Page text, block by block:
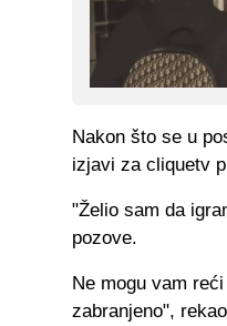
Nakon što se u
izjavi za cliquetv
"Želio sam da
pozove.
Ne mogu vam
zabranjeno",